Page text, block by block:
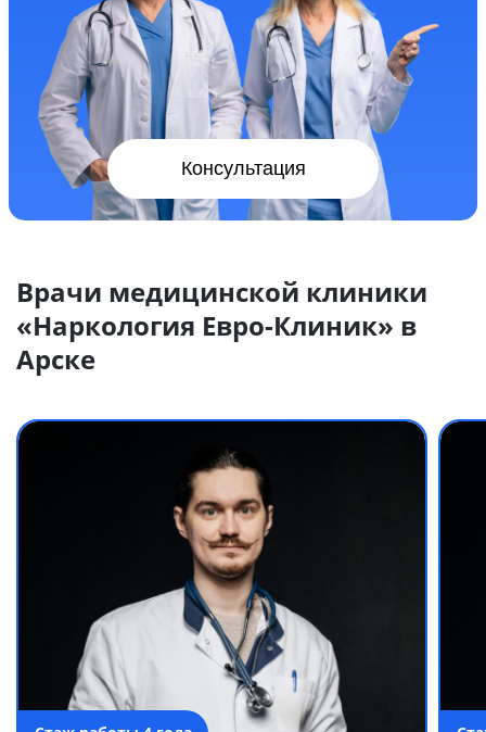
Консультация
Врачи медицинской клиники
«Наркология Евро-Клиник» в
Арске